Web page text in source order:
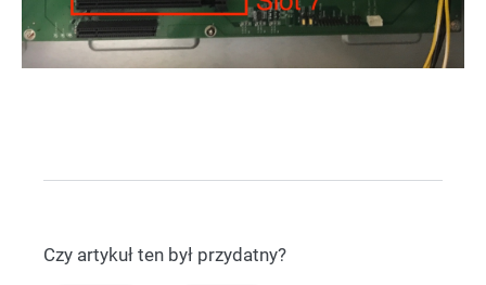
Czy artykuł ten był przydatny?